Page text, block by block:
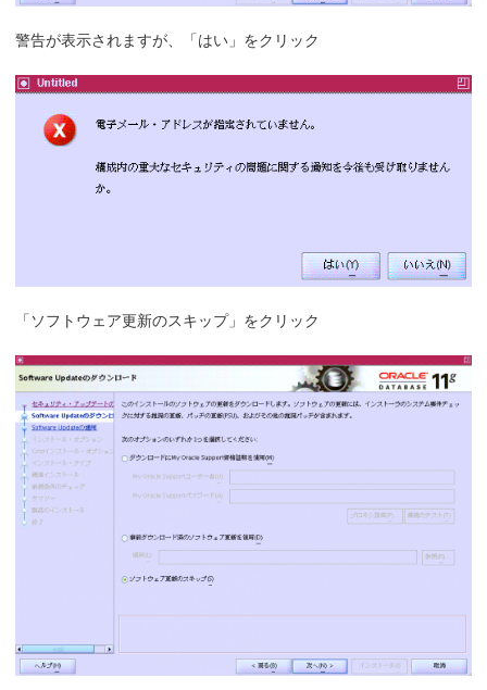
警告が表示されますが、「はい」をクリック
「ソフトウェア更新のスキップ」をクリック